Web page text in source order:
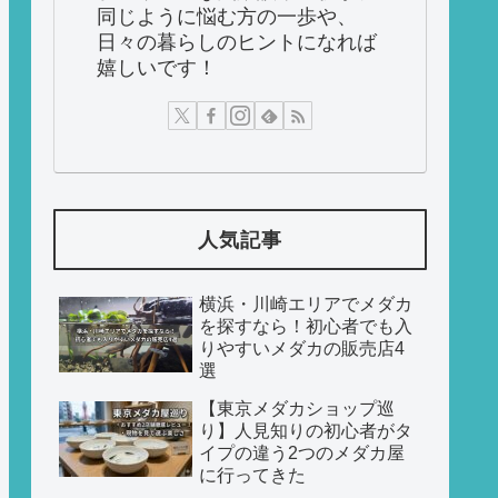
同じように悩む方の一歩や、
日々の暮らしのヒントになれば
嬉しいです！
人気記事
横浜・川崎エリアでメダカ
を探すなら！初心者でも入
りやすいメダカの販売店4
選
【東京メダカショップ巡
り】人見知りの初心者がタ
イプの違う2つのメダカ屋
に行ってきた